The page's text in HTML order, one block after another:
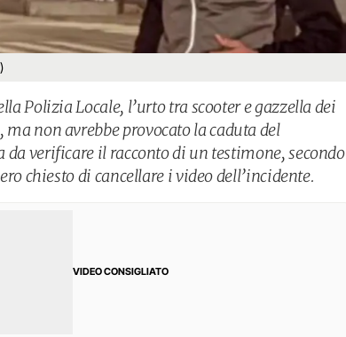
Polizia Locale, l’urto tra scooter e gazzella dei
non avrebbe provocato la caduta del
da verificare il racconto di un testimone, secondo
chiesto di cancellare i video dell’incidente.
VIDEO CONSIGLIATO